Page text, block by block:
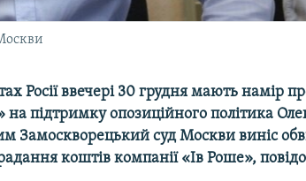
Росії ввечері 30 грудня мають намір
на підтримку опозиційного політика
Замоскворецький суд Москви виніс
коштів компанії «Ів Роше»,